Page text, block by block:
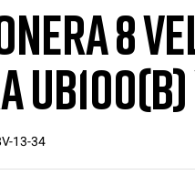
8
13-34